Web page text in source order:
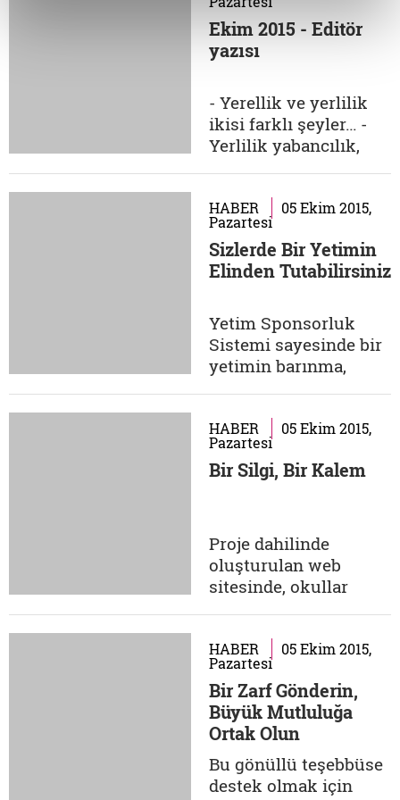
düşünme biçimi,
alternatif bir yol alma
yahut bir rehber değil
bu üç kavram
etrafında gelişen
itirazların bir paydası
Ekim 2015 - Editör
yazısı
- Yerellik ve yerlilik
ikisi farklı şeyler… -
Yerlilik yabancılık,
olarak öyle değil,
yerellik bazen yerlilik
yerine de kullanılıyor.
- Mesele tarhana ve
Çanakkale
domatesini...
HABER 05 Ekim 2015,
Pazartesi
Sizlerde Bir Yetimin
Elinden Tutabilirsiniz
Yetim Sponsorluk
Sistemi sayesinde bir
yetimin barınma,
destek olabilme fırsatı
sunuyor. Kampanya
kapsamında,
hedeflenmekte ve
onlara en tabii
ortamları olan sıcak
sağlanmakta....
HABER 05 Ekim 2015,
Pazartesi
Bir Silgi, Bir Kalem
Proje dahilinde
oluşturulan web
sitesinde, okullar
öğretmenler
aracılığıyla okulu hem
görsel hem de yazılı
olarak tanıtan okul
profilleri üzerinden
yılın herhangi bir
zamanında aynı bağış
HABER 05 Ekim 2015,
Pazartesi
Bir Zarf Gönderin,
Büyük Mutluluğa
Ortak Olun
Bu gönüllü teşebbüse
destek olmak için